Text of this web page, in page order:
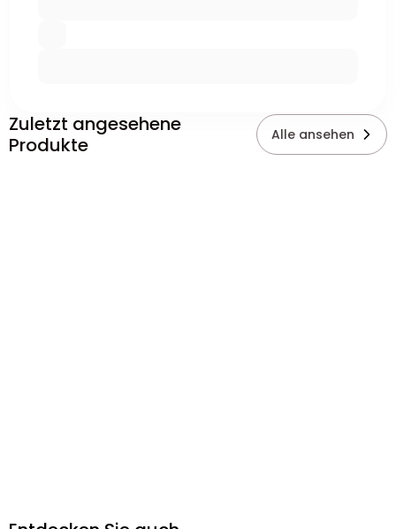
Zuletzt angesehene
Produkte
Alle ansehen